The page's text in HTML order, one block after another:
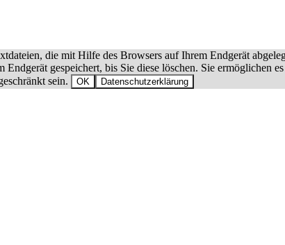
die mit Hilfe des Browsers auf Ihrem Endgerät
gespeichert, bis Sie diese löschen. Sie ermöglichen
sein.
OK Datenschutzerklärung